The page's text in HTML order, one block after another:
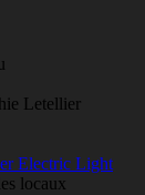
Letellier
Electric Light
locaux